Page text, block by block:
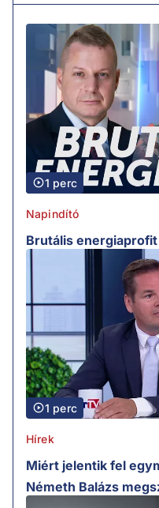
1 perc
Napindító
Brutális energiaprofit
1 perc
Hírek
Miért jelentik fel
Németh Balázs